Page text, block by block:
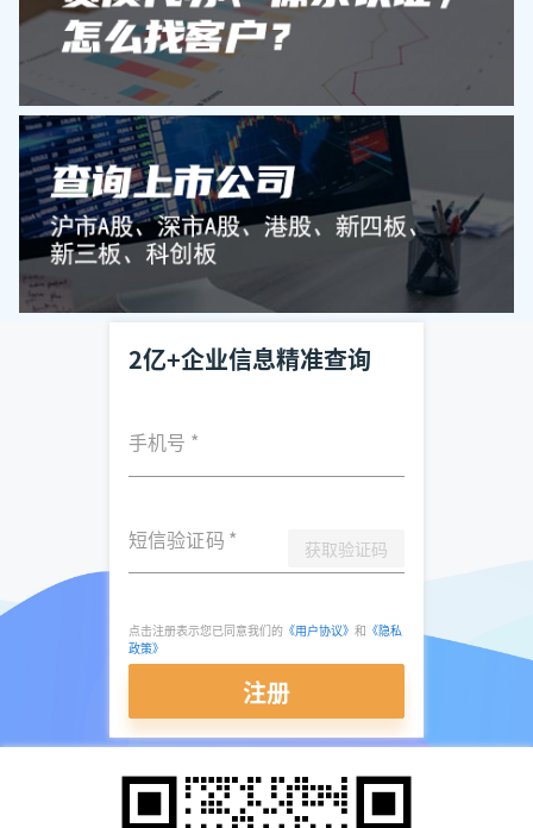
2亿+企业信息精准查询
手机号 *
短信验证码 * 获取验证码
点击注册表示您已同意我们的 《用户协议》 和 《隐私
政策》
注册